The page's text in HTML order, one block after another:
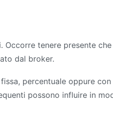
tenere presente
dal broker.
percentuale oppure
possono influire in